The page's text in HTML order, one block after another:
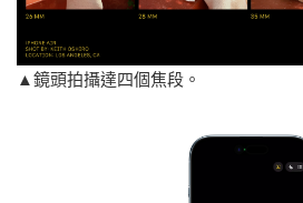
▲鏡頭拍攝達四個焦段。